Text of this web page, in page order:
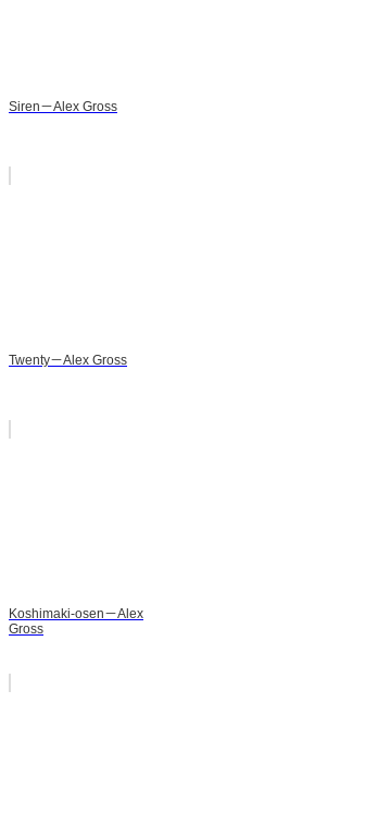
Siren－Alex Gross
Twenty－Alex Gross
Koshimaki-osen－Alex
Gross